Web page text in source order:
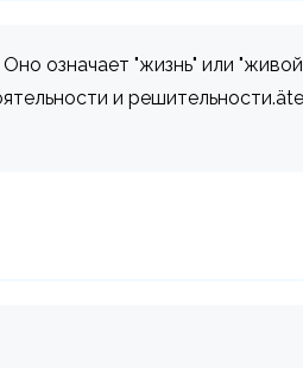
означает "жизнь" или
и